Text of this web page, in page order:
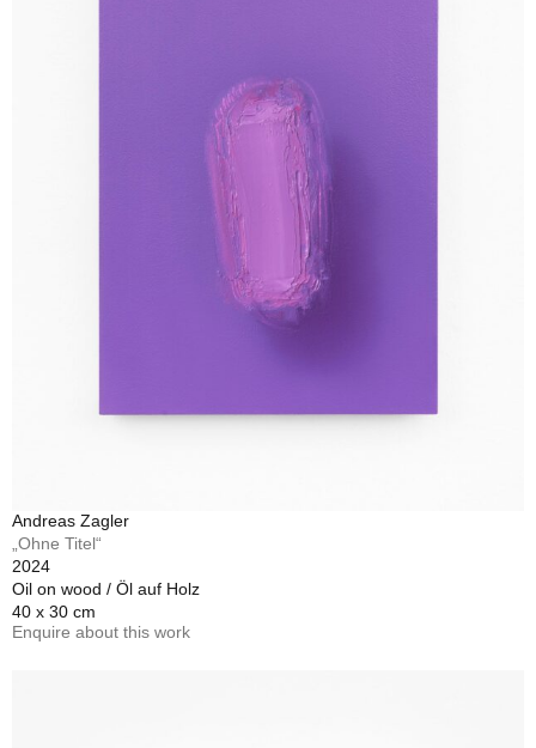
Andreas Zagler
„Ohne Titel“
2024
Oil on wood / Öl auf Holz
40 x 30 cm
Enquire about this work